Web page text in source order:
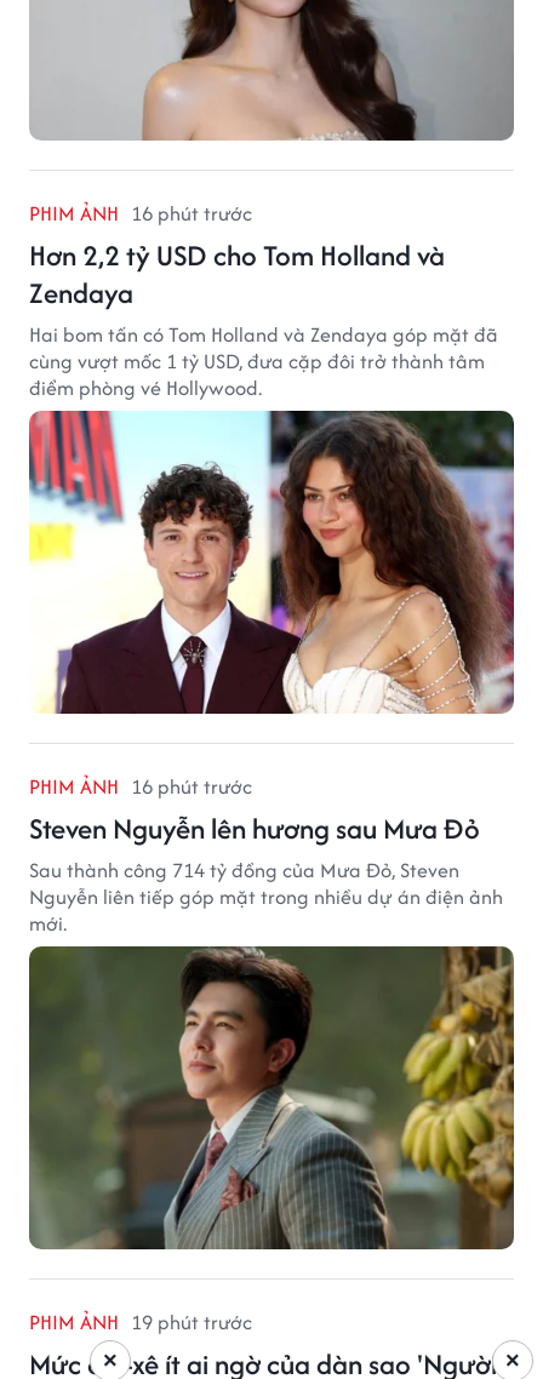
PHIM ẢNH 16 phút trước
Hơn 2,2 tỷ USD cho Tom Holland và
Zendaya
Hai bom tấn có Tom Holland và Zendaya góp mặt đã
cùng vượt mốc 1 tỷ USD, đưa cặp đôi trở thành tâm
điểm phòng vé Hollywood.
PHIM ẢNH 16 phút trước
Steven Nguyễn lên hương sau Mưa Đỏ
Sau thành công 714 tỷ đồng của Mưa Đỏ, Steven
Nguyễn liên tiếp góp mặt trong nhiều dự án điện ảnh
mới.
PHIM ẢNH 19 phút trước
Mức cát-xê ít ai ngờ của dàn sao 'Người ×
×